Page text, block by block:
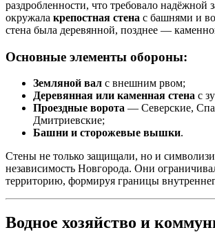
раздробленности, что требовало надёжной
окружала крепостная стена с башнями и
стена была деревянной, позднее —
Основные элементы обороны:
Земляной вал с внешним рвом;
Деревянная или каменная стена с
Проездные ворота — Северские,
Дмитриевские;
Башни и сторожевые вышки.
Стены не только защищали, но и
независимость Новгорода. Они
территорию, формируя границы
Водное хозяйство и